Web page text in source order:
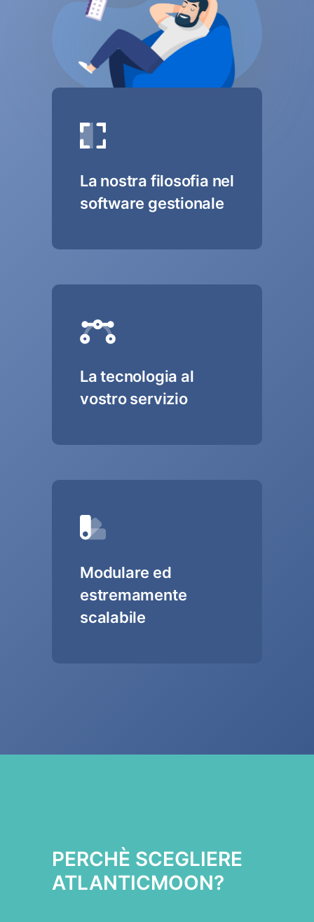
La nostra filosofia nel
software gestionale
La tecnologia al
vostro servizio
Modulare ed
estremamente
scalabile
PERCHÈ SCEGLIERE
ATLANTICMOON?